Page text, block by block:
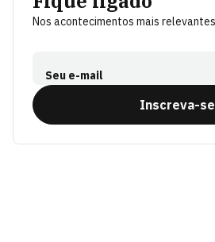
Nos acontecimentos mais
Seu e-mail
Inscreva-se